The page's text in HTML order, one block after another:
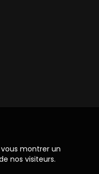
montrer un
nos visiteurs.